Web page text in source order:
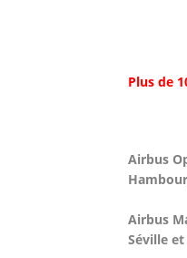
Airbus
Séville et
Air